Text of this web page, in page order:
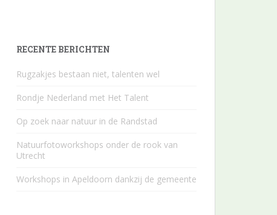
RECENTE BERICHTEN
Rugzakjes bestaan niet, talenten wel
Rondje Nederland met Het Talent
Op zoek naar natuur in de Randstad
Natuurfotoworkshops onder de rook van
Utrecht
Workshops in Apeldoorn dankzij de gemeente